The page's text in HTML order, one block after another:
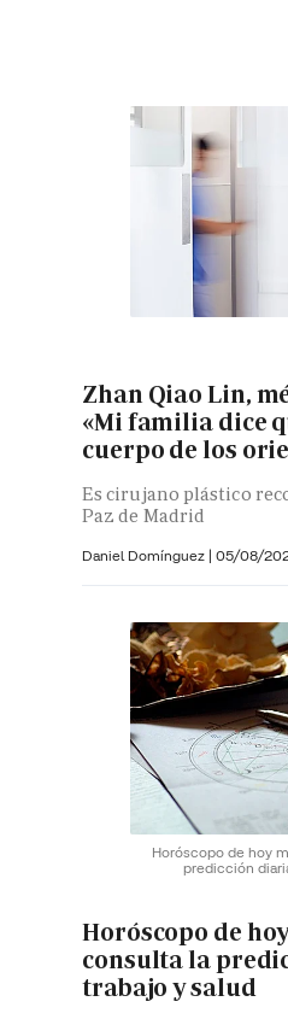
Zhan Qiao Lin,
«Mi familia dice
cuerpo de los
Es cirujano plástico
Paz de Madrid
Daniel Domínguez | 05/08/
Horóscopo de hoy
predicción
Horóscopo de
consulta la
trabajo y salud